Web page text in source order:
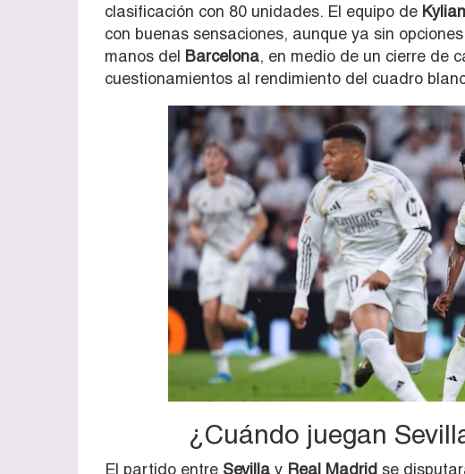
clasificación con 80 unidades. El equipo de
con buenas sensaciones, aunque ya sin
manos del Barcelona, en medio de un cierre de
cuestionamientos al rendimiento del cuadro
¿Cuándo juegan
El partido entre Sevilla y Real Madrid se